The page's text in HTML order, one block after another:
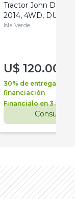
Tractor John Deere
2014, 4WD, DUAL
Isla Verde
U$ 120.000
30% de entrega +
financiación
Financialo en 3 años
Consultar